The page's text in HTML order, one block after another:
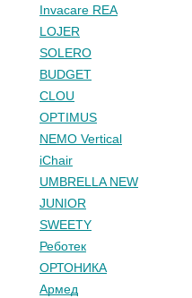
Invacare REA
LOJER
SOLERO
BUDGET
CLOU
OPTIMUS
NEMO Vertical
iChair
UMBRELLA NEW
JUNIOR
SWEETY
Реботек
ОРТОНИКА
Армед